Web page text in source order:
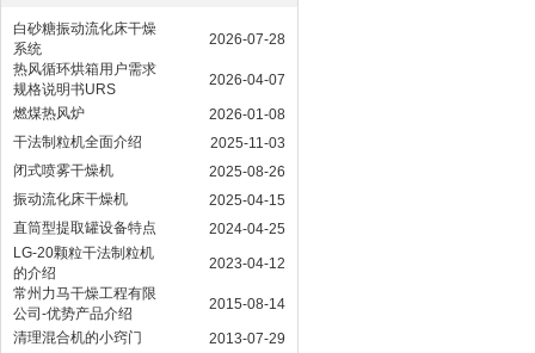
白砂糖振动流化床干燥
系统
2026-07-28
热风循环烘箱用户需求
规格说明书URS
2026-04-07
燃煤热风炉
2026-01-08
干法制粒机全面介绍
2025-11-03
闭式喷雾干燥机
2025-08-26
振动流化床干燥机
2025-04-15
直筒型提取罐设备特点
2024-04-25
LG-20颗粒干法制粒机
的介绍
2023-04-12
常州力马干燥工程有限
公司-优势产品介绍
2015-08-14
清理混合机的小窍门
2013-07-29